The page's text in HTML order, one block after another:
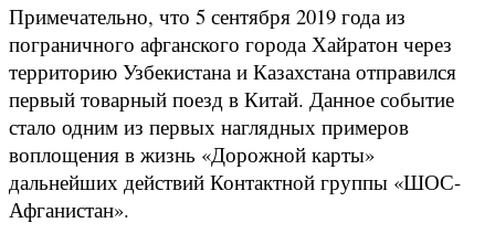
Примечательно, что 5 сентября 2019 года из
пограничного афганского города Хайратон через
территорию Узбекистана и Казахстана отправился
первый товарный поезд в Китай. Данное событие
стало одним из первых наглядных примеров
воплощения в жизнь «Дорожной карты»
дальнейших действий Контактной группы «ШОС-
Афганистан».